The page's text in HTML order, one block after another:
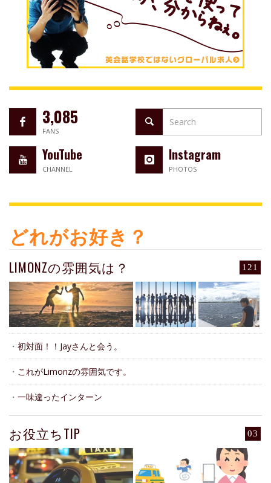
3,085
FANS
YouTube
CHANNEL
Instagram
PHOTOS
どれがお好き？
121
LIMONZの雰囲気は？
・ 初対面！！Jayさんと会う。
・ これがLimonzの雰囲気です。
・ 一味違ったインターン
03
お役立ちTIP